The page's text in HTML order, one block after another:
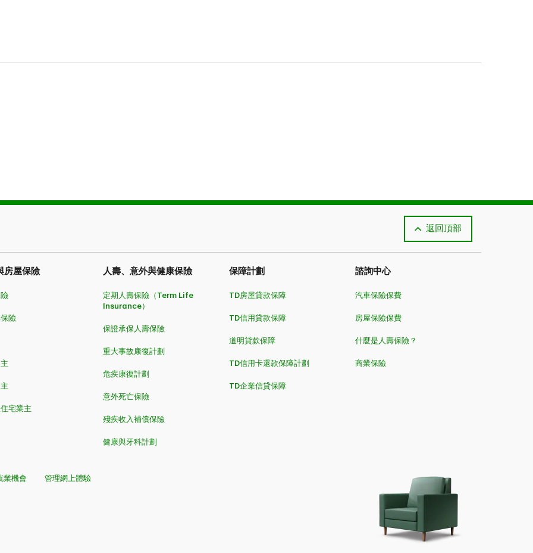
返回頂部
房屋保險
險
宅業主
人壽、意外與健康保險
定期人壽保險（Term Life
Insurance）
保證承保人壽保險
重大事故康復計劃
危疾康復計劃
意外死亡保險
殘疾收入補償保險
健康與牙科計劃
保障計劃
TD房屋貸款保障
TD信用貸款保障
道明貸款保障
TD信用卡還款保障計劃
TD企業信貸保障
諮詢中心
汽車保險保費
房屋保險保費
什麼是人壽保險？
商業保險
業機會 管理網上體驗